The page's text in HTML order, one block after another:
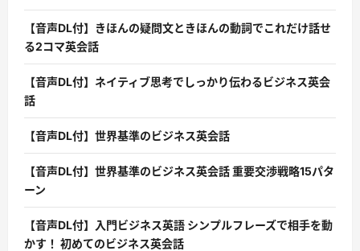
【音声DL付】きほんの疑問文ときほんの動詞でこれだけ話せ
る2コマ英会話
【音声DL付】ネイティブ思考でしっかり伝わるビジネス英会
話
【音声DL付】世界基準のビジネス英会話
【音声DL付】世界基準のビジネス英会話 重要交渉戦略15パタ
ーン
【音声DL付】入門ビジネス英語 シンプルフレーズで相手を動
かす！ 初めてのビジネス英会話